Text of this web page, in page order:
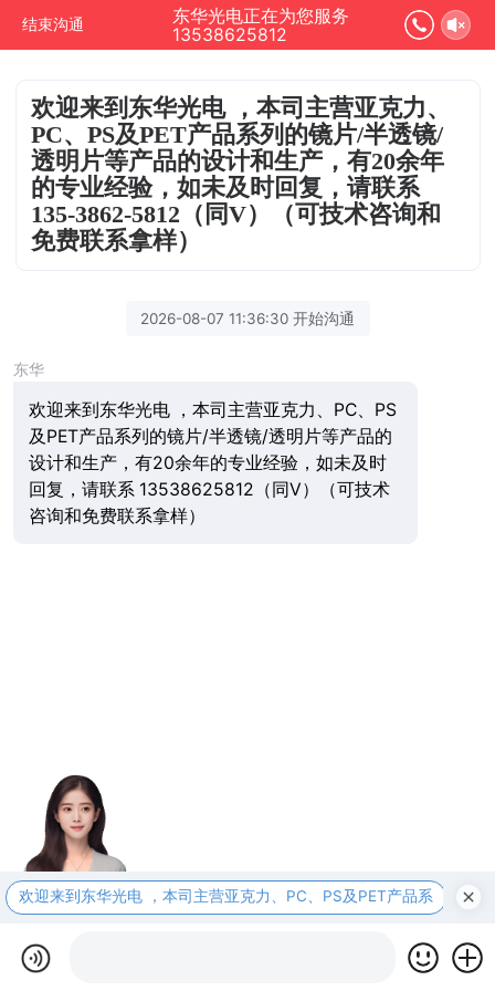
结束沟通
东华光电正在为您服务
13538625812
欢迎来到东华光电 ，本司主营亚克力、
PC、PS及PET产品系列的镜片/半透镜/
透明片等产品的设计和生产，有20余年
的专业经验，如未及时回复，请联系
135-3862-5812（同V）（可技术咨询和
免费联系拿样）
2026-08-07 11:36:30 开始沟通
东华
欢迎来到东华光电 ，本司主营亚克力、PC、PS
及PET产品系列的镜片/半透镜/透明片等产品的
设计和生产，有20余年的专业经验，如未及时
回复，请联系 13538625812（同V）（可技术
咨询和免费联系拿样）
欢迎来到东华光电 ，本司主营亚克力、PC、PS及PET产品系 本